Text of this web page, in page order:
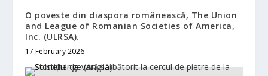
O poveste din diaspora românească, The Union
and League of Romanian Societies of America,
Inc. (ULRSA).
17 February 2026